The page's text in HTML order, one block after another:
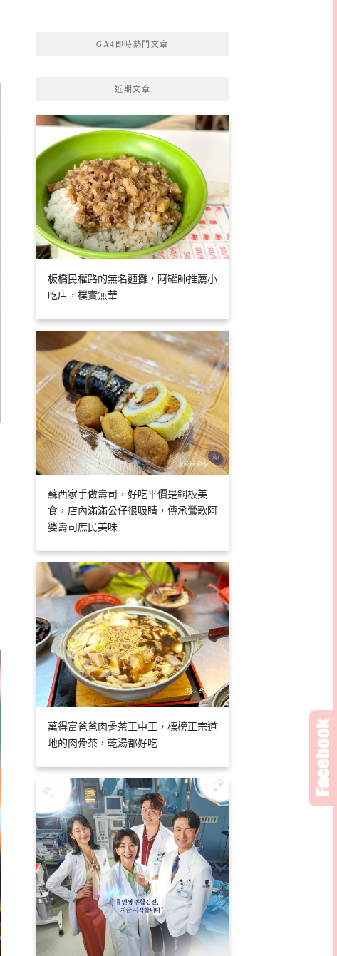
GA4即時熱門文章
近期文章
板橋民權路的無名麵攤，阿罐師推薦小
吃店，樸實無華
蘇西家手做壽司，好吃平價是銅板美
食，店內滿滿公仔很吸睛，傳承鶯歌阿
婆壽司庶民美味
萬得富爸爸肉骨茶王中王，標榜正宗道
地的肉骨茶，乾湯都好吃